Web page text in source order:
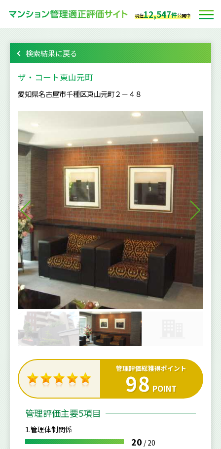
現在12,547件公開中
検索結果に戻る
ザ・コート東山元町
愛知県名古屋市千種区東山元町２－４８
管理評価総獲得ポイント
98 POINT
管理評価主要5項目
1.管理体制関係
20 /20